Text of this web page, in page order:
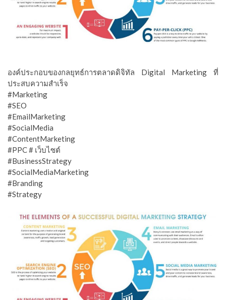
องค์ประกอบของกลยุทธ์การตลาดดิจิทัล Digital Marketing ที่
ประสบความสำเร็จ
#Marketing
#SEO
#EmailMarketing
#SocialMedia
#ContentMarketing
#PPC # เว็บไซต์
#BusinessStrategy
#SocialMediaMarketing
#Branding
#Strategy